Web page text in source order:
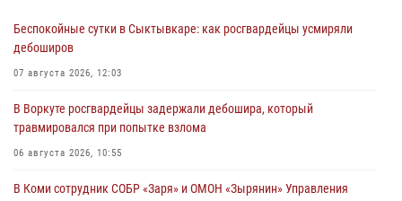
Беспокойные сутки в Сыктывкаре: как росгвардейцы усмиряли
дебоширов
07 августа 2026, 12:03
В Воркуте росгвардейцы задержали дебошира, который
травмировался при попытке взлома
06 августа 2026, 10:55
В Коми сотрудник СОБР «Заря» и ОМОН «Зырянин» Управления